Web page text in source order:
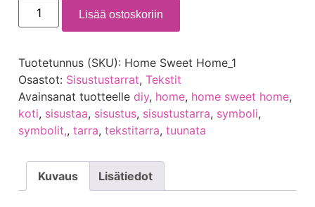
Lisää ostoskoriin
Tuotetunnus (SKU): Home Sweet Home_1
Osastot: Sisustustarrat, Tekstit
Avainsanat tuotteelle diy, home, home sweet home,
koti, sisustaa, sisustus, sisustustarra, symboli,
symbolit,, tarra, tekstitarra, tuunata
Kuvaus Lisätiedot